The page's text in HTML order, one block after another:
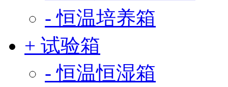
- 恒温培养箱
+ 试验箱
- 恒温恒湿箱